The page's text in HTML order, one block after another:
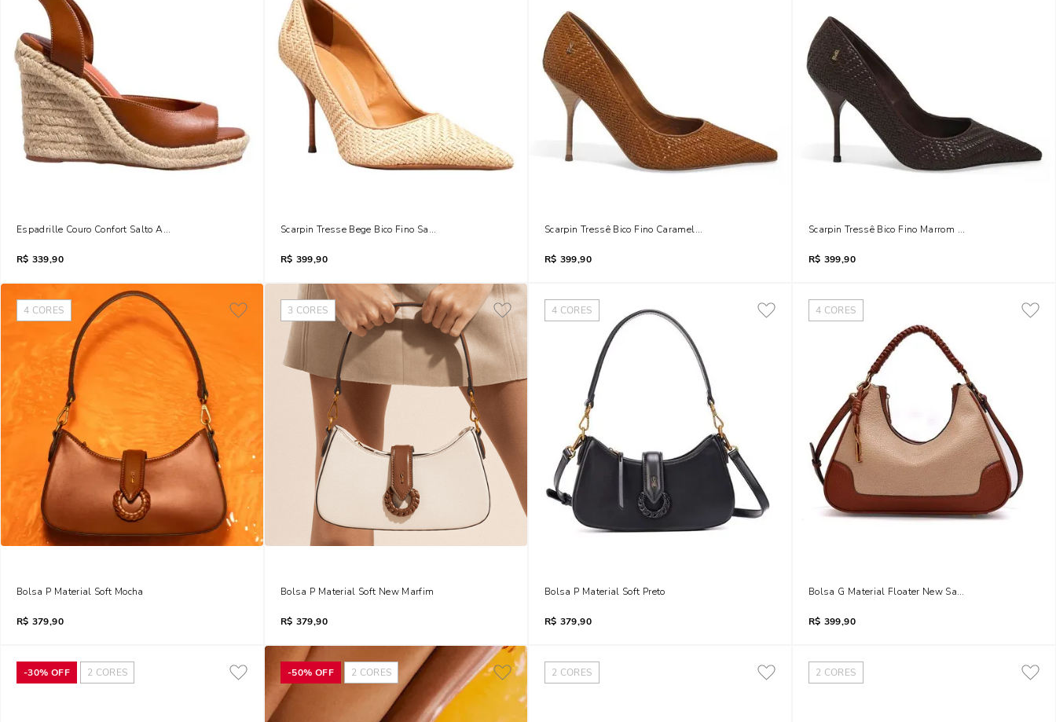
Espadrille Couro Confort Salto Anabela Marrom Safari
R$ 339,90
Scarpin Tresse Bege Bico Fino Salto Agulha
R$ 399,90
Scarpin Tressê Bico Fino Caramelo Salto Agulha
R$ 399,90
Scarpin Tressê Bico Fino Marrom Dark Salto Agulha
R$ 399,90
4 CORES
Bolsa P Material Soft Mocha
R$ 379,90
3 CORES
Bolsa P Material Soft New Marfim
R$ 379,90
4 CORES
Bolsa P Material Soft Preto
R$ 379,90
4 CORES
Bolsa G Material Floater New Sand
R$ 399,90
-30% OFF 2 CORES -50% OFF 2 CORES 2 CORES 2 CORES